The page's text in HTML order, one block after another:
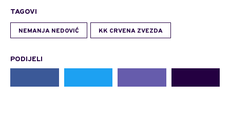
TAGOVI
NEMANJA NEDOVIĆ KK CRVENA ZVEZDA
PODIJELI